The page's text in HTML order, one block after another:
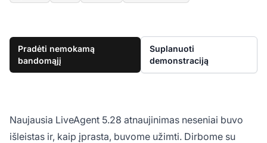
Pradėti nemokamą
bandomąjį
Suplanuoti
demonstraciją
Naujausia LiveAgent 5.28 atnaujinimas neseniai buvo
išleistas ir, kaip įprasta, buvome užimti. Dirbome su